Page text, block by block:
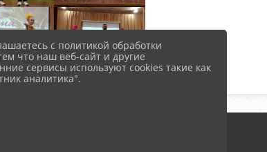
с политикой обработки
что наш веб-сайт и другие
сервисы используют cookies такие как
аналитика".